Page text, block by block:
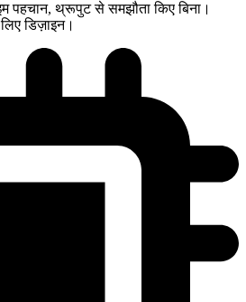
पहचान, थ्रूपुट से समझौता किए बिना।
डिज़ाइन।